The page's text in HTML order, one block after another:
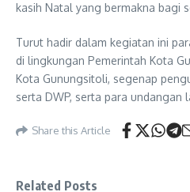
kasih Natal yang bermakna bagi
Turut hadir dalam kegiatan ini
di lingkungan Pemerintah Kota
Kota Gunungsitoli, segenap
serta DWP, serta para undangan
Share this Article
Related Posts